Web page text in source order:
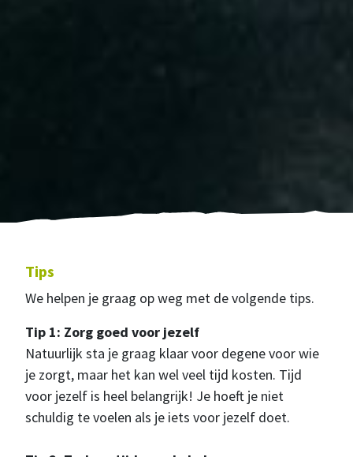
Tips
We helpen je graag op weg met de volgende tips.
Tip 1: Zorg goed voor jezelf
Natuurlijk sta je graag klaar voor degene voor wie
je zorgt, maar het kan wel veel tijd kosten. Tijd
voor jezelf is heel belangrijk! Je hoeft je niet
schuldig te voelen als je iets voor jezelf doet.